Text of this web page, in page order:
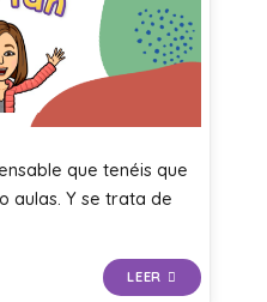
que tenéis que
aulas. Y se trata de
LEER